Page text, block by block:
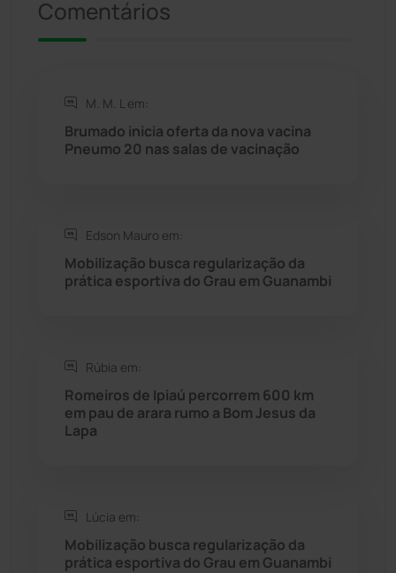
Riacho de Santana
Rio do Antônio
Rio do Pires
Seabra
Sudoeste Baiano (1530)
Tecnologia
Comentários
M. M. L em:
Brumado inicia oferta da nova vacina
Pneumo 20 nas salas de vacinação
Edson Mauro em:
Mobilização busca regularização da
prática esportiva do Grau em Guanambi
Rúbia em:
Romeiros de Ipiaú percorrem 600 km
em pau de arara rumo a Bom Jesus da
Lapa
Lúcia em:
Mobilização busca regularização da
prática esportiva do Grau em Guanambi